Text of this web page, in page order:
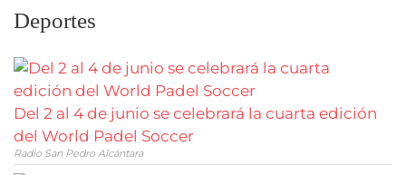
Deportes
Del 2 al 4 de junio se celebrará la cuarta edición
del World Padel Soccer
Radio San Pedro Alcántara